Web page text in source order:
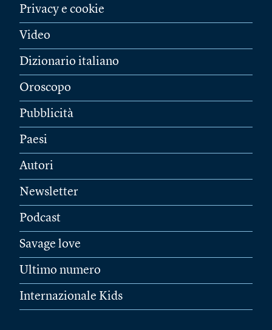
Privacy e cookie
Video
Dizionario italiano
Oroscopo
Pubblicità
Paesi
Autori
Newsletter
Podcast
Savage love
Ultimo numero
Internazionale Kids